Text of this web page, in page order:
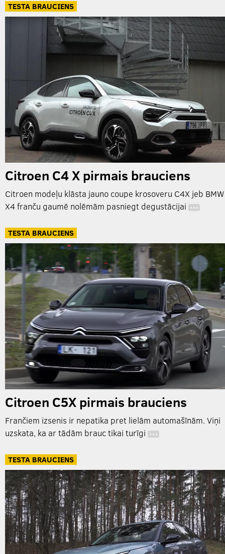
TESTA BRAUCIENS
Citroen C4 X pirmais brauciens
Citroen modeļu klāsta jauno coupe krosoveru C4X jeb BMW
X4 franču gaumē nolēmām pasniegt degustācijai …
TESTA BRAUCIENS
Citroen C5X pirmais brauciens
Frančiem izsenis ir nepatika pret lielām automašīnām. Viņi
uzskata, ka ar tādām brauc tikai turīgi …
TESTA BRAUCIENS